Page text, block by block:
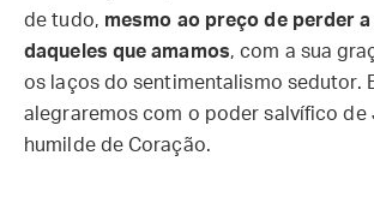
de tudo, mesmo ao preço de perder
daqueles que amamos, com a sua
os laços do sentimentalismo sedutor.
alegraremos com o poder salvífico de
humilde de Coração.